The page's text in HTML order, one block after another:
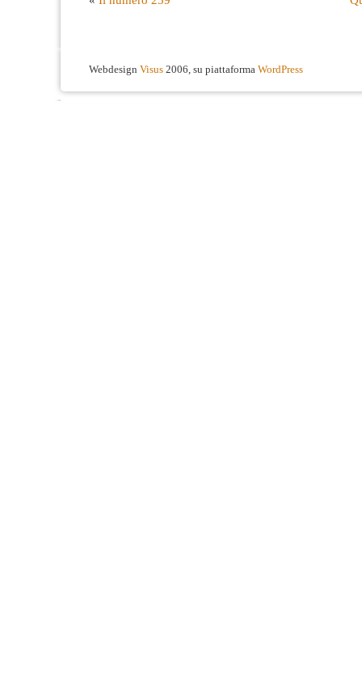
Webdesign Visus 2006, su piattaforma WordPress